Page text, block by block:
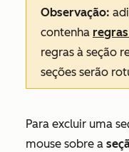
Observação:
contenha
regras à seção
seções serão
Para excluir uma
mouse sobre a